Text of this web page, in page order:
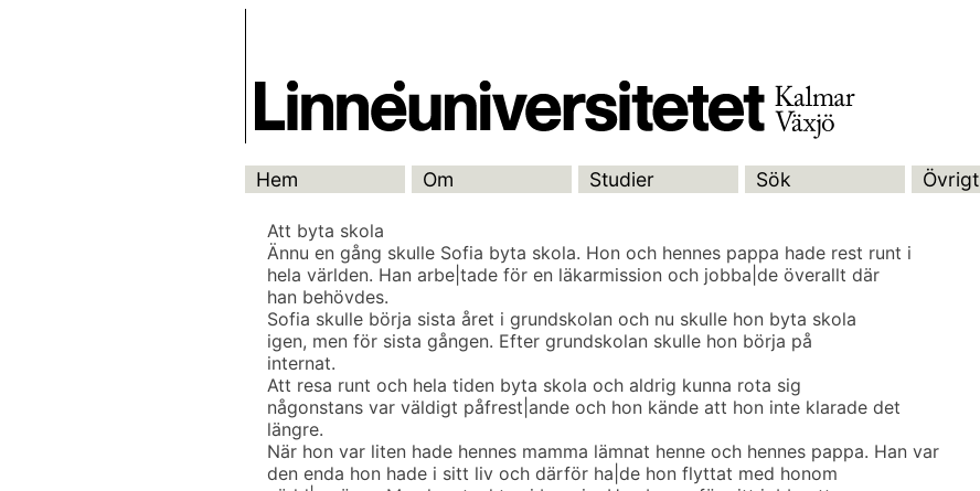
Hem Om Studier Sök Övrigt
Att byta skola
Ännu en gång skulle Sofia byta skola. Hon och hennes pappa hade rest runt i
hela världen. Han arbe|tade för en läkarmission och jobba|de överallt där
han behövdes.
Sofia skulle börja sista året i grundskolan och nu skulle hon byta skola
igen, men för sista gången. Efter grundskolan skulle hon börja på
internat.
Att resa runt och hela tiden byta skola och aldrig kunna rota sig
någonstans var väldigt påfrest|ande och hon kände att hon inte klarade det
längre.
När hon var liten hade hennes mamma lämnat henne och hennes pappa. Han var
den enda hon hade i sitt liv och därför ha|de hon flyttat med honom